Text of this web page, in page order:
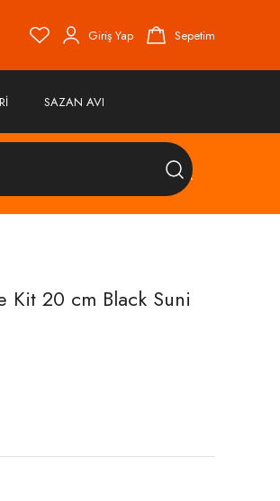
Giriş Yap Sepetim
SAZAN AVI
ÜRÜN
Kit 20 cm Black Suni